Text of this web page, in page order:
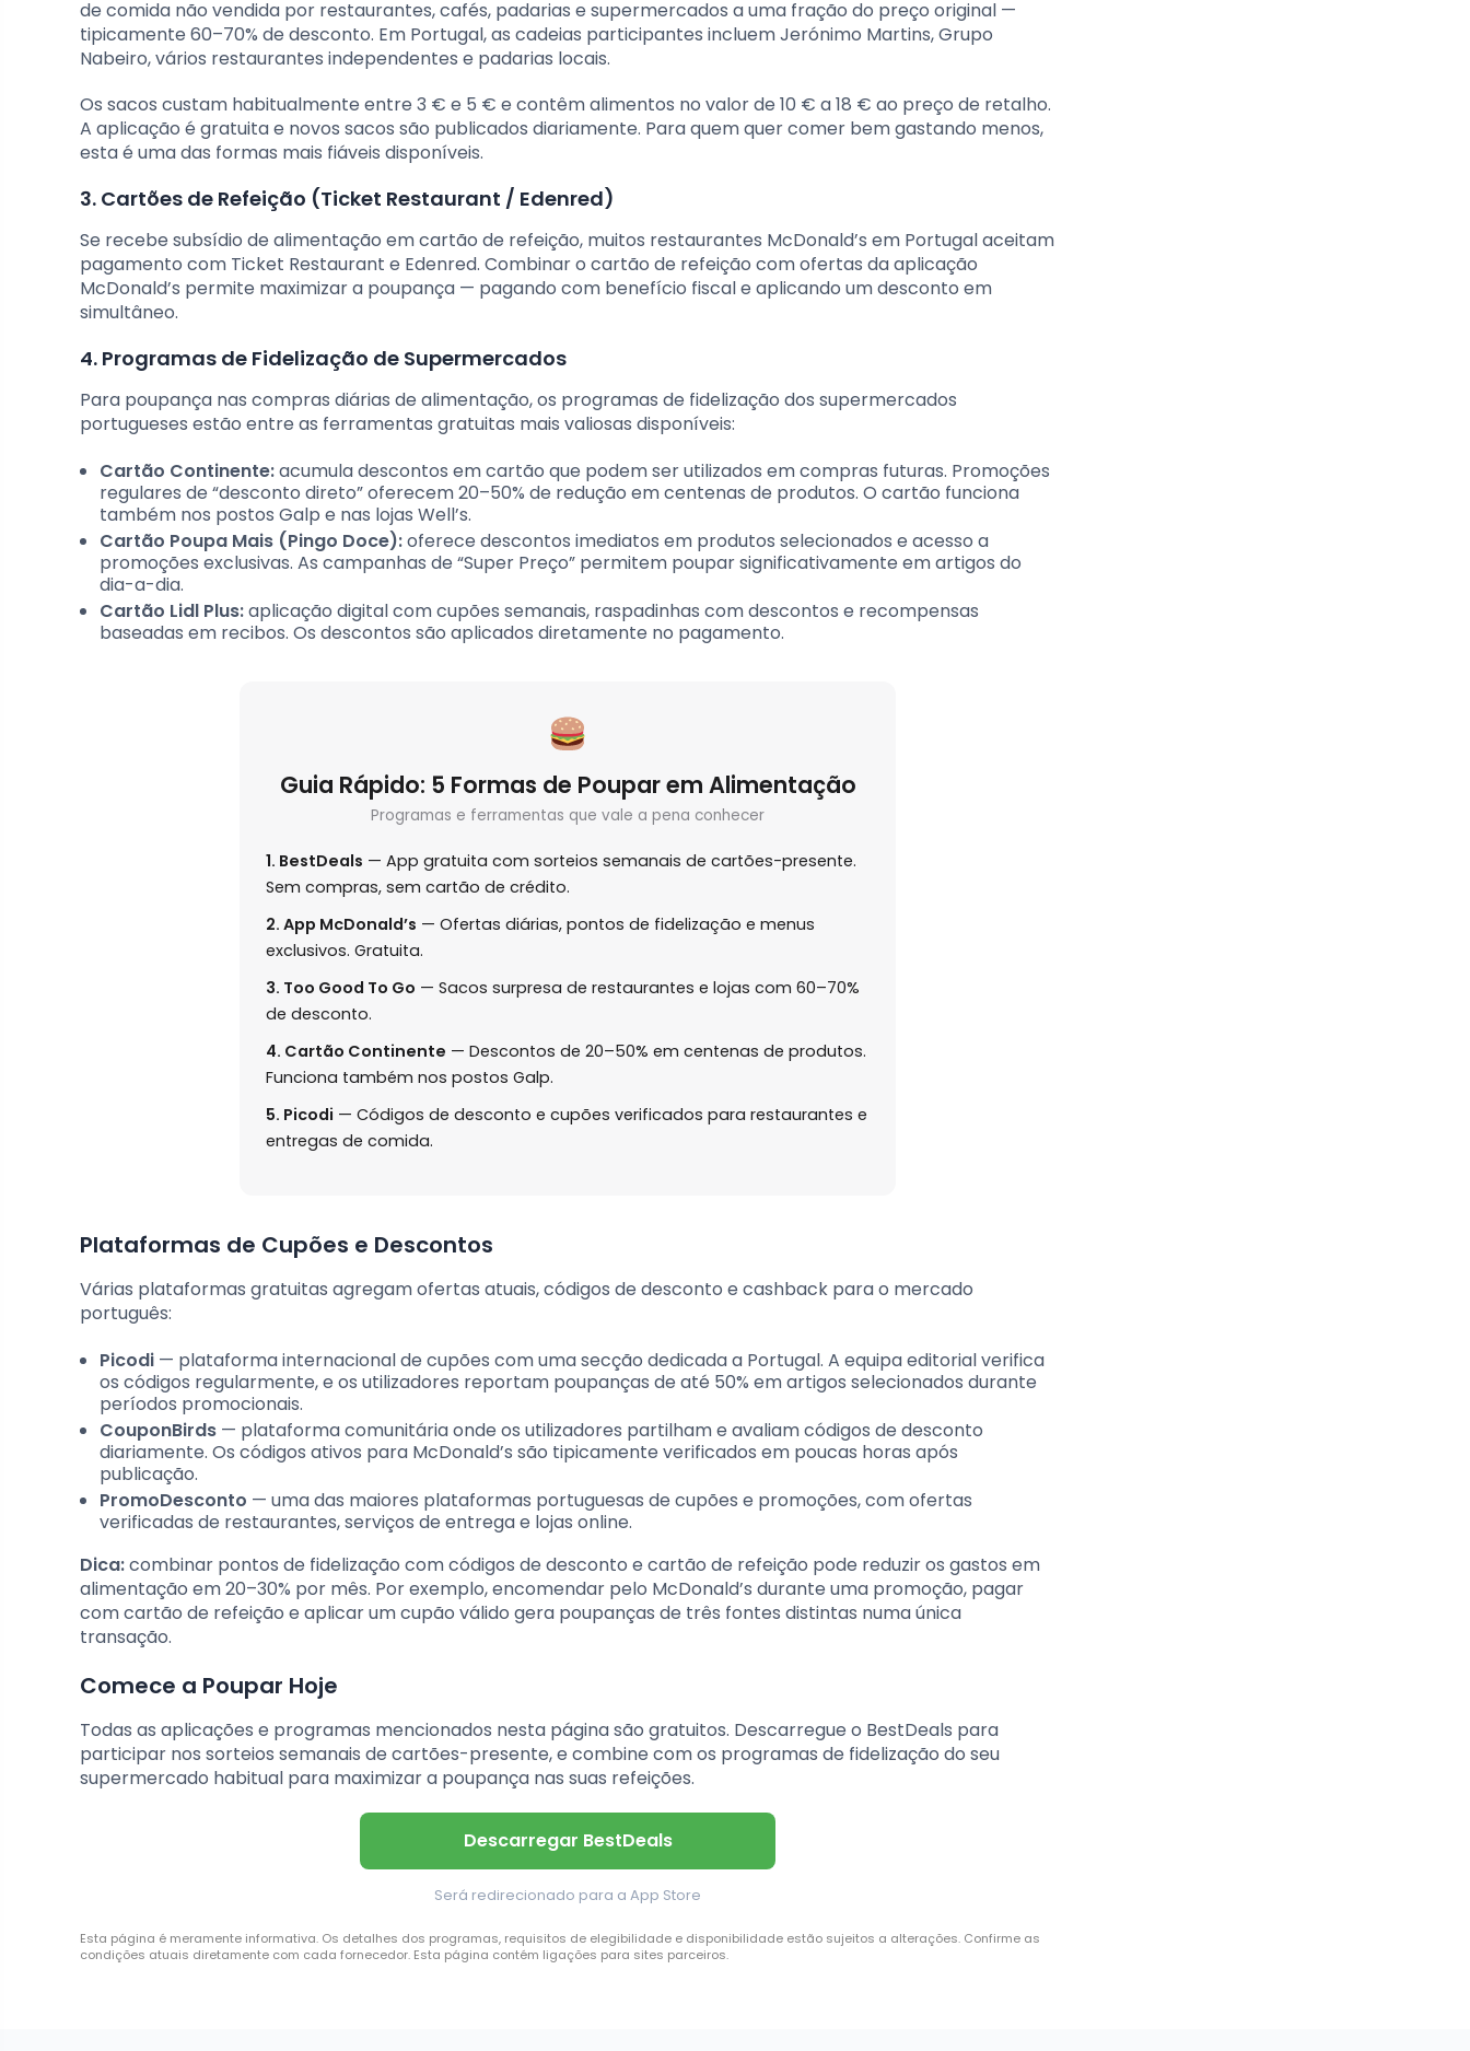
de comida não vendida por restaurantes, cafés, padarias e supermercados a uma fração do preço original —
tipicamente 60–70% de desconto. Em Portugal, as cadeias participantes incluem Jerónimo Martins, Grupo
Nabeiro, vários restaurantes independentes e padarias locais.
Os sacos custam habitualmente entre 3 € e 5 € e contêm alimentos no valor de 10 € a 18 € ao preço de retalho.
A aplicação é gratuita e novos sacos são publicados diariamente. Para quem quer comer bem gastando menos,
esta é uma das formas mais fiáveis disponíveis.
3. Cartões de Refeição (Ticket Restaurant / Edenred)
Se recebe subsídio de alimentação em cartão de refeição, muitos restaurantes McDonald’s em Portugal aceitam
pagamento com Ticket Restaurant e Edenred. Combinar o cartão de refeição com ofertas da aplicação
McDonald’s permite maximizar a poupança — pagando com benefício fiscal e aplicando um desconto em
simultâneo.
4. Programas de Fidelização de Supermercados
Para poupança nas compras diárias de alimentação, os programas de fidelização dos supermercados
portugueses estão entre as ferramentas gratuitas mais valiosas disponíveis:
Cartão Continente:acumula descontos em cartão que podem ser utilizados em compras futuras. Promoções
regulares de “desconto direto” oferecem 20–50% de redução em centenas de produtos. O cartão funciona
também nos postos Galp e nas lojas Well’s.
Cartão Poupa Mais (Pingo Doce):oferece descontos imediatos em produtos selecionados e acesso a
promoções exclusivas. As campanhas de “Super Preço” permitem poupar significativamente em artigos do
dia-a-dia.
Cartão Lidl Plus:aplicação digital com cupões semanais, raspadinhas com descontos e recompensas
baseadas em recibos. Os descontos são aplicados diretamente no pagamento.
Guia Rápido: 5 Formas de Poupar em Alimentação
Programas e ferramentas que vale a pena conhecer
1. BestDeals — App gratuita com sorteios semanais de cartões-presente.
Sem compras, sem cartão de crédito.
2. App McDonald’s — Ofertas diárias, pontos de fidelização e menus
exclusivos. Gratuita.
3. Too Good To Go — Sacos surpresa de restaurantes e lojas com 60–70%
de desconto.
4. Cartão Continente — Descontos de 20–50% em centenas de produtos.
Funciona também nos postos Galp.
5. Picodi — Códigos de desconto e cupões verificados para restaurantes e
entregas de comida.
Plataformas de Cupões e Descontos
Várias plataformas gratuitas agregam ofertas atuais, códigos de desconto e cashback para o mercado
português:
Picodi — plataforma internacional de cupões com uma secção dedicada a Portugal. A equipa editorial verifica
os códigos regularmente, e os utilizadores reportam poupanças de até 50% em artigos selecionados durante
períodos promocionais.
CouponBirds — plataforma comunitária onde os utilizadores partilham e avaliam códigos de desconto
diariamente. Os códigos ativos para McDonald’s são tipicamente verificados em poucas horas após
publicação.
PromoDesconto — uma das maiores plataformas portuguesas de cupões e promoções, com ofertas
verificadas de restaurantes, serviços de entrega e lojas online.
Dica:combinar pontos de fidelização com códigos de desconto e cartão de refeição pode reduzir os gastos em
alimentação em 20–30% por mês. Por exemplo, encomendar pelo McDonald’s durante uma promoção, pagar
com cartão de refeição e aplicar um cupão válido gera poupanças de três fontes distintas numa única
transação.
Comece a Poupar Hoje
Todas as aplicações e programas mencionados nesta página são gratuitos. Descarregue o BestDeals para
participar nos sorteios semanais de cartões-presente, e combine com os programas de fidelização do seu
supermercado habitual para maximizar a poupança nas suas refeições.
Descarregar BestDeals
Será redirecionado para a App Store
Esta página é meramente informativa. Os detalhes dos programas, requisitos de elegibilidade e disponibilidade estão sujeitos a alterações. Confirme as
condições atuais diretamente com cada fornecedor. Esta página contém ligações para sites parceiros.